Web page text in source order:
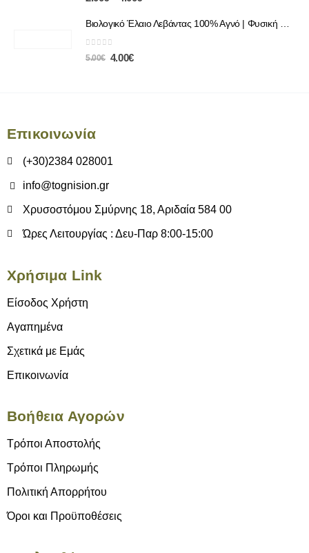
0 out of 5
5.00€ 4.00€
Επικοινωνία
(+30)2384 028001
info@tognision.gr
Χρυσοστόμου Σμύρνης 18, Αριδαία 584 00
Ώρες Λειτουργίας : Δευ-Παρ 8:00-15:00
Χρήσιμα Link
Είσοδος Χρήστη
Αγαπημένα
Σχετικά με Εμάς
Επικοινωνία
Βοήθεια Αγορών
Τρόποι Αποστολής
Τρόποι Πληρωμής
Πολιτική Απορρήτου
Όροι και Προϋποθέσεις